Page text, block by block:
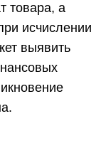
товара, а
исчислении
выявить